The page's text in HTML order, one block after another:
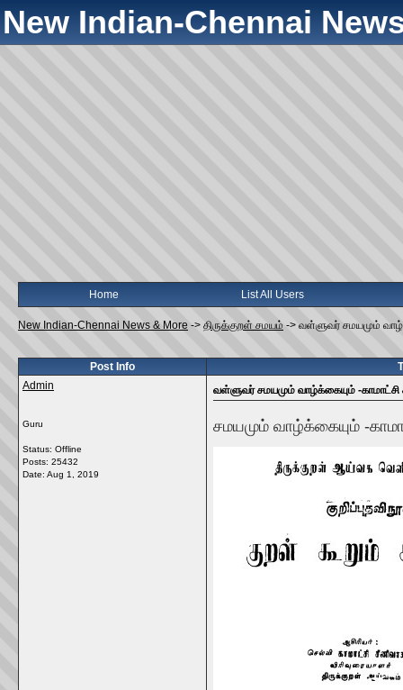
New Indian-Chennai
Home List All Users
New Indian-Chennai News & More -> திருக்குறள் சமயம் -> வள்ளுவர் சமயமும்
Post Info
Admin
Guru
Status: Offline
Posts: 25432
Date: Aug 1, 2019
வள்ளுவர் சமயமும் வாழ்க்கையும் -
சமயமும் வாழ்க்கையும் -